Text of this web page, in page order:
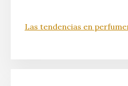
Las tendencias en